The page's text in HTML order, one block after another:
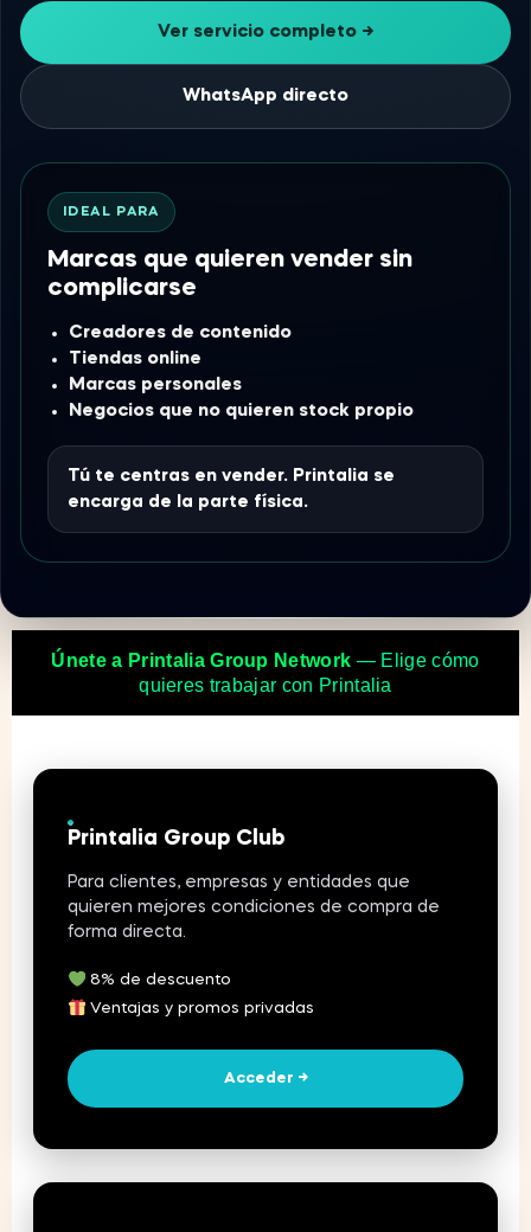
Ver servicio completo →
WhatsApp directo
IDEAL PARA
Marcas que quieren vender sin
complicarse
Creadores de contenido
Tiendas online
Marcas personales
Negocios que no quieren stock propio
Tú te centras en vender. Printalia se
encarga de la parte física.
Únete a Printalia Group Network — Elige cómo
quieres trabajar con Printalia
Printalia Group Club
Para clientes, empresas y entidades que
quieren mejores condiciones de compra de
forma directa.
8% de descuento
Ventajas y promos privadas
Acceder →